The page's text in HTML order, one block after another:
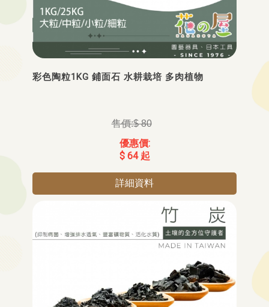
彩色陶粒1KG 鋪面石 水耕栽培 多肉植物
$ 80
$ 64 起
詳細資料